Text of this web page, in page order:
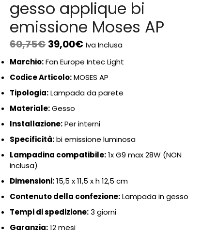
gesso applique bi
emissione Moses AP
60,75€ 39,00€ Iva Inclusa
Marchio:Fan Europe Intec Light
Codice Articolo:MOSES AP
Tipologia:Lampada da parete
Materiale:Gesso
Installazione:Per interni
Specificità:bi emissione luminosa
Lampadina compatibile:1x G9 max 28W (NON
inclusa)
Dimensioni:15,5 x 11,5 x h 12,5 cm
Contenuto della confezione:Lampada in gesso
Tempi di spedizione:3 giorni
Garanzia:12 mesi